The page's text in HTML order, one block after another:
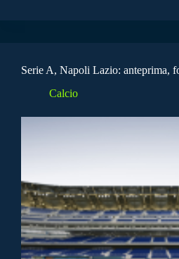
Serie A, Napoli Lazio: anteprima,
Calcio